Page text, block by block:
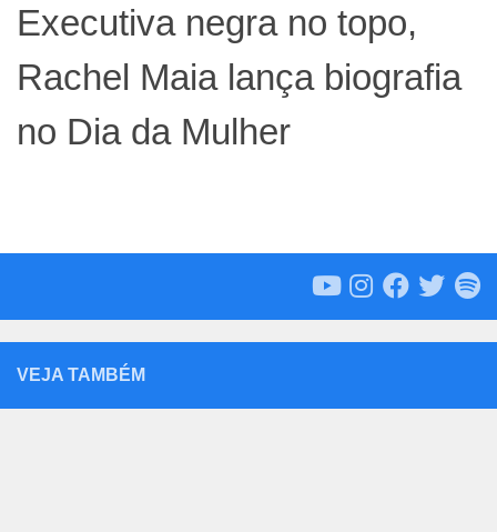
Executiva negra no topo,
Rachel Maia lança biografia
no Dia da Mulher
VEJA TAMBÉM